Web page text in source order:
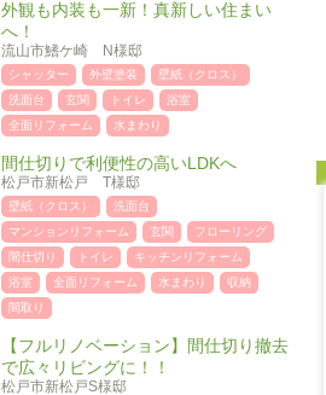
外観も内装も一新！真新しい住まい
へ！
流山市鰭ケ崎 N様邸
シャッター 外壁塗装
壁紙（クロス）
洗面台
玄関 トイレ
浴室
全面リフォーム
水まわり
間仕切りで利便性の高いLDKへ
松戸市新松戸 T様邸
壁紙（クロス）
洗面台
マンションリフォーム
玄関
フローリング
間仕切り
トイレ
キッチンリフォーム
浴室
全面リフォーム 水まわり
収納
間取り
【フルリノベーション】間仕切り撤去
で広々リビングに！！
松戸市新松戸S様邸